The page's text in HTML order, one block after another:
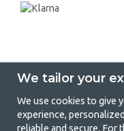
GetCamping -
We tailor your
We use cookies to give
experience,
reliable and secure. For